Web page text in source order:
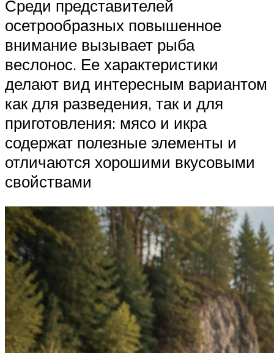
Среди представителей
осетрообразных повышенное
внимание вызывает рыба
веслонос. Ее характеристики
делают вид интересным вариантом
как для разведения, так и для
приготовления: мясо и икра
содержат полезные элементы и
отличаются хорошими вкусовыми
свойствами